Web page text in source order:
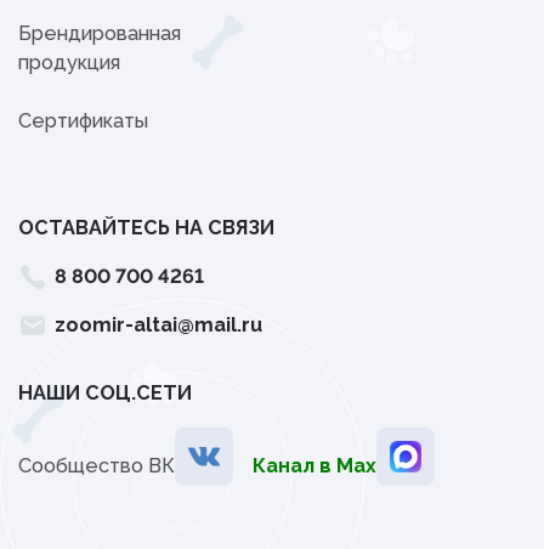
Брендированная
продукция
Сертификаты
ОСТАВАЙТЕСЬ НА СВЯЗИ
8 800 700 4261
zoomir-altai@mail.ru
НАШИ СОЦ.СЕТИ
Сообщество ВК Канал в Мах